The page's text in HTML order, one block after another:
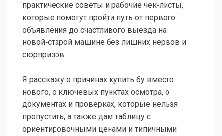
практические советы и рабочие чек‑листы,
которые помогут пройти путь от первого
объявления до счастливого выезда на
новой‑старой машине без лишних нервов и
сюрпризов.
Я расскажу о причинах купить бу вместо
нового, о ключевых пунктах осмотра, о
документах и проверках, которые нельзя
пропустить, а также дам таблицу с
ориентировочными ценами и типичными